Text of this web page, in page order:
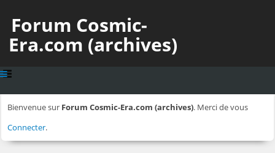
Forum Cosmic-
Era.com (archives)
Bienvenue sur Forum Cosmic-Era.com (archives). Merci de vous
Connecter.